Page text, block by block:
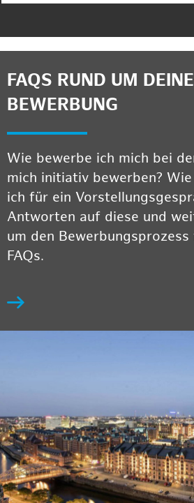
FAQS RUND UM DEINE
BEWERBUNG
Wie bewerbe ich mich bei
mich initiativ bewerben?
ich für ein
Antworten auf diese und
um den
FAQs.